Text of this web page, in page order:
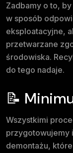
Zadbamy o to,
w sposób
eksploatacyjne,
przetwarzane
środowiska.
do tego nadaje.
📝
Wszystkimi
przygotowujemy
demontażu,